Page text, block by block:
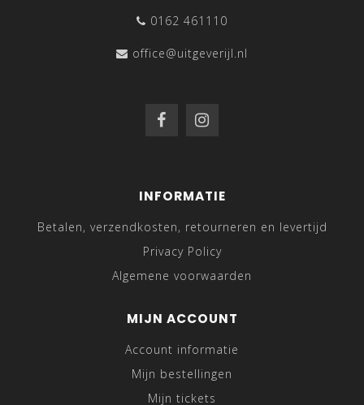
0162 461110
office@uitgeverijl.nl
INFORMATIE
Betalen, verzendkosten, retourneren en levertijd
Privacy Policy
Algemene voorwaarden
MIJN ACCOUNT
Account informatie
Mijn bestellingen
Mijn tickets